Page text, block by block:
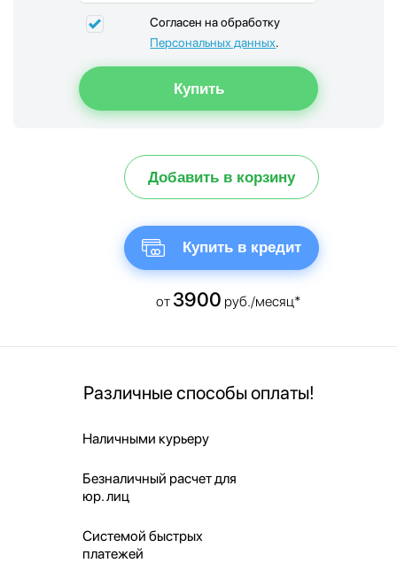
Согласен на обработку
Персональных данных.
Добавить в корзину
Купить в кредит
от 3900 руб./месяц*
Различные способы оплаты!
Наличными курьеру
Безналичный расчет для
юр. лиц
Системой быстрых
платежей